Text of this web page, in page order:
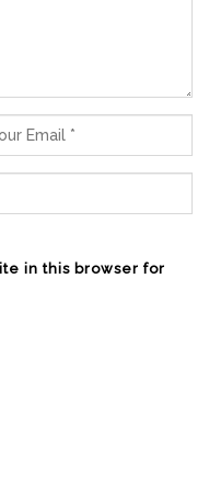
in this browser for